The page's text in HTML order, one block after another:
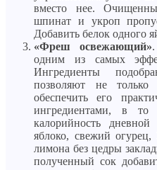
вместо нее.
шпинат и укроп
Добавить белок одного
«Фреш освежающий»
одним из самых
Ингредиенты
позволяют не
обеспечить его
ингредиентами, в
калорийность
яблоко, свежий
лимона без цедры
полученный сок